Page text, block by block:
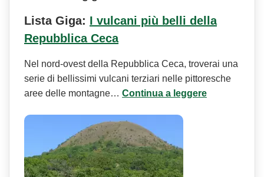
Lista Giga: I vulcani più belli della
Repubblica Ceca
Nel nord-ovest della Repubblica Ceca, troverai una
serie di bellissimi vulcani terziari nelle pittoresche
aree delle montagne… Continua a leggere